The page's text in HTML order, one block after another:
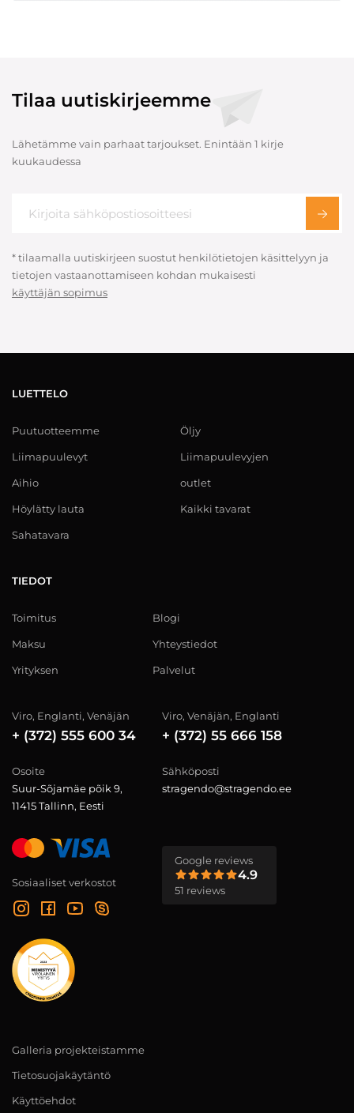
Tilaa uutiskirjeemme
Lähetämme vain parhaat tarjoukset. Enintään 1 kirje
kuukaudessa
* tilaamalla uutiskirjeen suostut henkilötietojen käsittelyyn ja
tietojen vastaanottamiseen kohdan mukaisesti
käyttäjän sopimus
LUETTELO
Puutuotteemme
Liimapuulevyt
Aihio
Höylätty lauta
Sahatavara
Öljy
Liimapuulevyjen
outlet
Kaikki tavarat
TIEDOT
Toimitus
Maksu
Yrityksen
Blogi
Yhteystiedot
Palvelut
Viro, Englanti, Venäjän
+ (372) 555 600 34
Viro, Venäjän, Englanti
+ (372) 55 666 158
Osoite
Suur-Sõjamäe põik 9,
11415 Tallinn, Eesti
Sähköposti
stragendo@stragendo.ee
Sosiaaliset verkostot
Google reviews
4.9
51 reviews
Galleria projekteistamme
Tietosuojakäytäntö
Käyttöehdot